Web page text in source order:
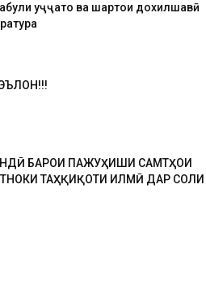
ҳуҷҷатҳо ва шартҳои дохилшавӣ
БАРОИ ПАЖУҲИШИ САМТҲОИ
ТАҲҚИҚОТИ ИЛМӢ ДАР СОЛИ